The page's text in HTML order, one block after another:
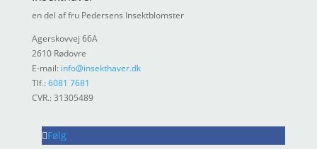
en del af fru Pedersens Insektblomster
Agerskovvej 66A
2610 Rødovre
E-mail: info@insekthaver.dk
Tlf.:6081 7681
CVR.: 31305489
Følg